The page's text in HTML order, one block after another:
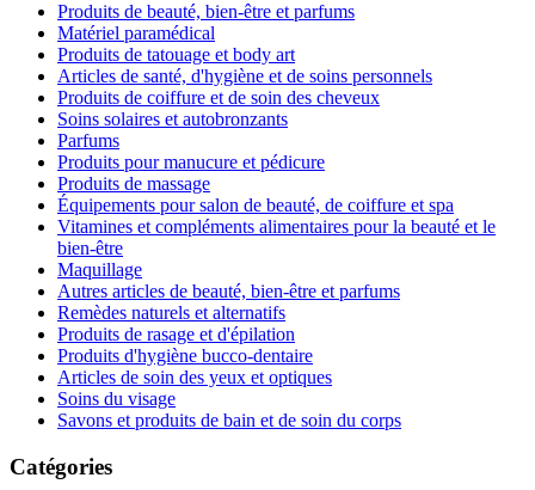
Produits de beauté, bien-être et parfums
Matériel paramédical
Produits de tatouage et body art
Articles de santé, d'hygiène et de soins personnels
Produits de coiffure et de soin des cheveux
Soins solaires et autobronzants
Parfums
Produits pour manucure et pédicure
Produits de massage
Équipements pour salon de beauté, de coiffure et spa
Vitamines et compléments alimentaires pour la beauté et le
bien-être
Maquillage
Autres articles de beauté, bien-être et parfums
Remèdes naturels et alternatifs
Produits de rasage et d'épilation
Produits d'hygiène bucco-dentaire
Articles de soin des yeux et optiques
Soins du visage
Savons et produits de bain et de soin du corps
Catégories